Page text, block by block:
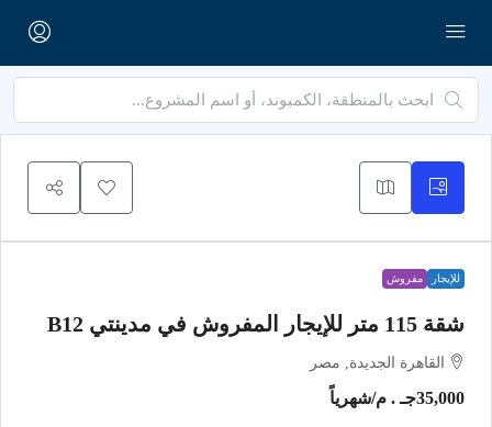
للإيجار مفروش
شقة 115 متر للإيجار المفروش في مدينتي B12
القاهرة الجديدة, مصر
35,000جـ . م /شهرياً